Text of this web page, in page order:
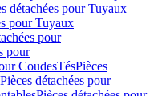
détachées pour Tuyaux
pour Tuyaux
pour
pour
CoudesTésPièces
Pièces détachées pour